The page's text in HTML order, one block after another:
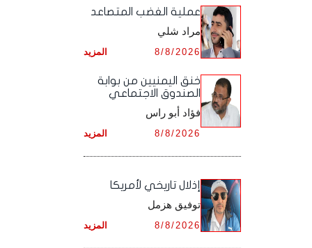
أرشيف شهر نـوفـمـبـر ,
أرشيف شهر ديـسـمـبـر ,
أرشيف شهر أكـتـوبـر ,
أرشيف شهر نـوفـمـبـر ,
أرشيف شهر ديـسـمـبـر ,
أرشيف شهر سـبـتـمـبـر ,
أرشيف شهر أكـتـوبـر ,
أرشيف شهر نـوفـمـبـر ,
أرشيف شهر ديـسـمـبـر ,
‏عملية الغضب المتصاعد
مراد شلي
المزيد 8/8/2026
خنق اليمنيين من بوابة
الصندوق الاجتماعي
فؤاد أبو راس
المزيد 8/8/2026
إذلال تاريخي لأمريكا
توفيق هزمل
المزيد 8/8/2026